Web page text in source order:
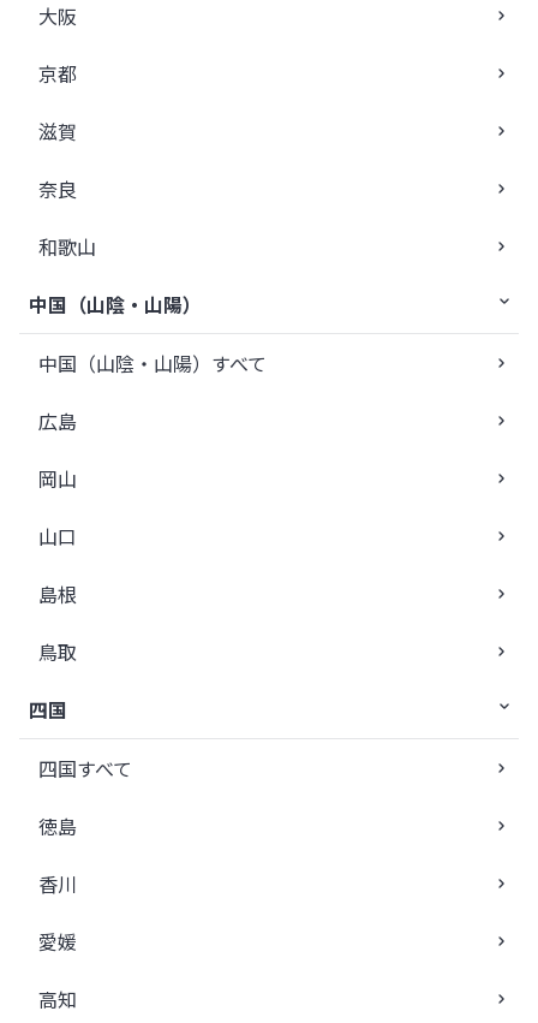
大阪
京都
滋賀
奈良
和歌山
中国（山陰・山陽）
中国（山陰・山陽）すべて
広島
岡山
山口
島根
鳥取
四国
四国すべて
徳島
香川
愛媛
高知